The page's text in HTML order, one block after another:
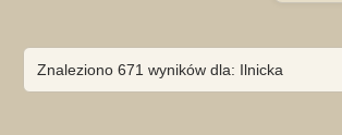
Znaleziono 671 wyników dla: Ilnicka